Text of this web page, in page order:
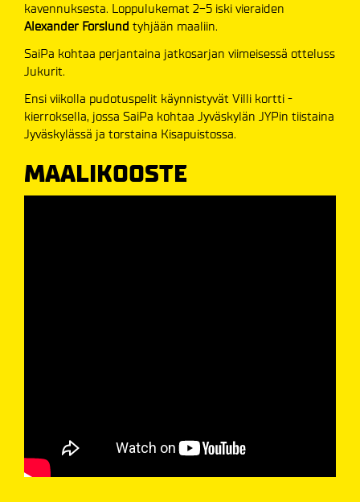
kavennuksesta. Loppulukemat 2-5 iski vieraiden
Alexander Forslund tyhjään maaliin.
SaiPa kohtaa perjantaina jatkosarjan viimeisessä otteluss
Jukurit.
Ensi viikolla pudotuspelit käynnistyvät Villi kortti -
kierroksella, jossa SaiPa kohtaa Jyväskylän JYPin tiistaina
Jyväskylässä ja torstaina Kisapuistossa.
MAALIKOOSTE